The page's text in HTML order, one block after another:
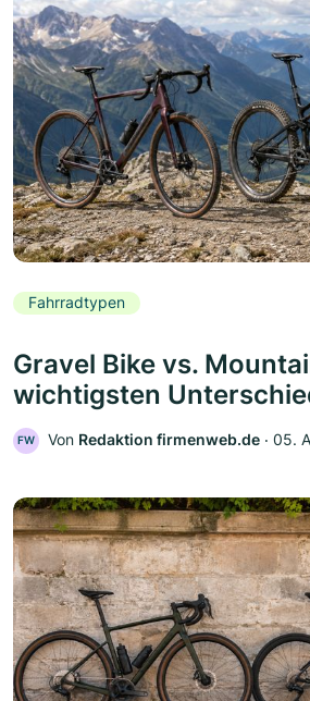
Fahrradtypen
Gravel Bike vs.
wichtigsten
FW Von Redaktion firmenweb.de ‧ 05.